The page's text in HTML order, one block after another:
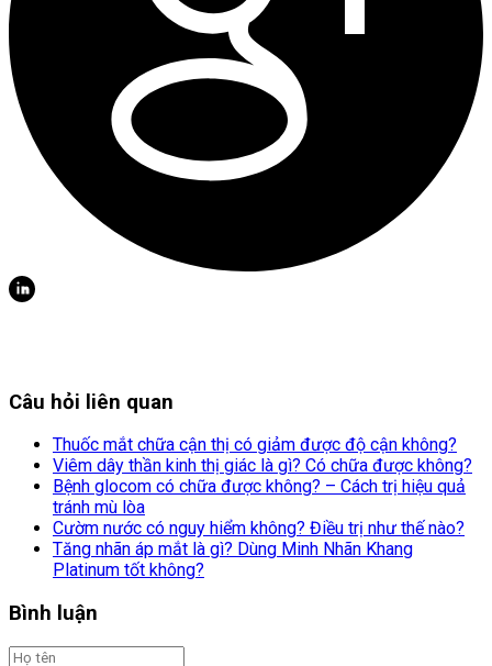
Câu hỏi liên quan
Thuốc mắt chữa cận thị có giảm được độ cận không?
Viêm dây thần kinh thị giác là gì? Có chữa được không?
Bệnh glocom có chữa được không? – Cách trị hiệu quả
tránh mù lòa
Cườm nước có nguy hiểm không? Điều trị như thế nào?
Tăng nhãn áp mắt là gì? Dùng Minh Nhãn Khang
Platinum tốt không?
Bình luận